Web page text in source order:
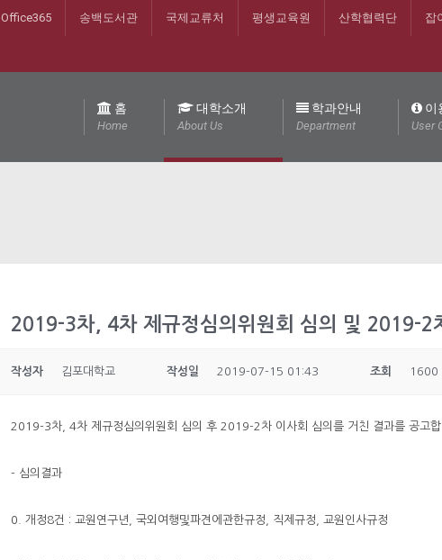
Office365 송백도서관 국제교류처 평생교육원 산학협력단 잡
홈
Home
대학소개
About Us
학과안내
Department
이
User
2019-3차, 4차 제규정심의위원회 심의 및 2019-2
작성자 김포대학교 작성일 2019-07-15 01:43 조회 1600
2019-3차, 4차 제규정심의위원회 심의 후 2019-2차 이사회 심의를 거친 결과를 공고
- 심의결과
0. 개정8건 : 교원연구년, 국외여행및파견에관한규정, 직제규정, 교원인사규정